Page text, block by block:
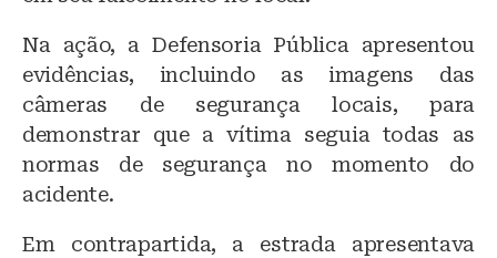
Na ação, a Defensoria Pública apresentou
evidências, incluindo as imagens das
câmeras de segurança locais, para
demonstrar que a vítima seguia todas as
normas de segurança no momento do
acidente.
Em contrapartida, a estrada apresentava